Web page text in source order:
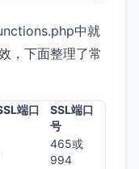
中就
，下面整理了常
端口
SSL端口
号
465或
994